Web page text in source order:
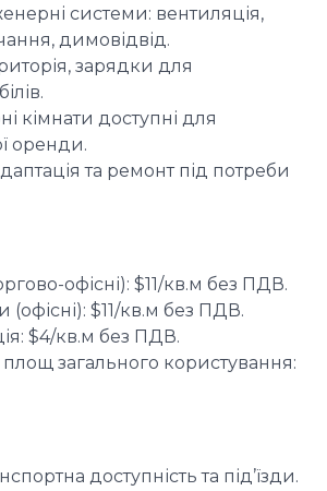
системи: вентиляція,
димовідвід.
зарядки для
кімнати доступні для
оренди.
та ремонт під потреби
офісні): $11/кв.м без ПДВ.
(офісні): $11/кв.м без ПДВ.
$4/кв.м без ПДВ.
площ загального користування:
доступність та під’їзди.